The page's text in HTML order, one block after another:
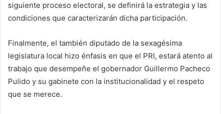
siguiente proceso electoral, se definirá la estrategia y las
condiciones que caracterizarán dicha participación.
Finalmente, el también diputado de la sexagésima
legislatura local hizo énfasis en que el PRI, estará atento al
trabajo que desempeñe el gobernador Guillermo Pacheco
Pulido y su gabinete con la institucionalidad y el respeto
que se merece.